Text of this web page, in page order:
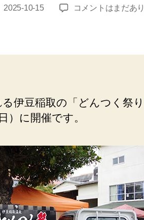
2025-10-15
伊
（ど
祭
り）
4.5m、
直
径
75cm
は
世
コメントはまだあ
る伊豆稲取の「どんつく祭
）に開催です。